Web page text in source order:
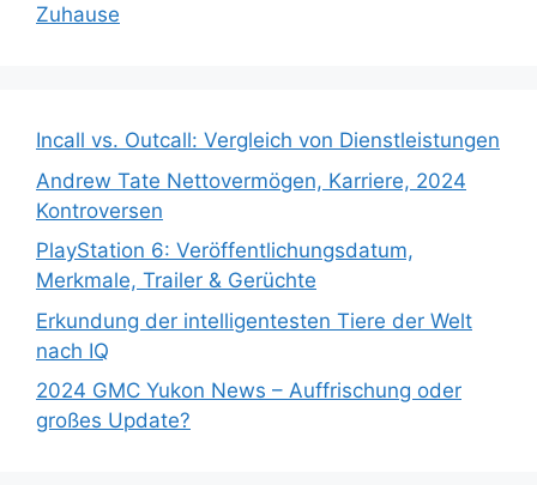
Zuhause
Incall vs. Outcall: Vergleich von Dienstleistungen
Andrew Tate Nettovermögen, Karriere, 2024
Kontroversen
PlayStation 6: Veröffentlichungsdatum,
Merkmale, Trailer & Gerüchte
Erkundung der intelligentesten Tiere der Welt
nach IQ
2024 GMC Yukon News – Auffrischung oder
großes Update?